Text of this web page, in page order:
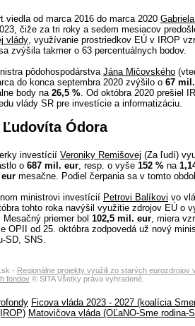
viedla od marca 2016 do marca 2020
čiže za tri roky a sedem mesiacov
vlády, využívanie prostriedkov EÚ v IROP
zvýšila takmer o 63 percentuálnych bodov.
pôdohospodárstvaJána Mičovského
do konca septembra 2020 zvýšilo o 67
body na 26,5 %. Od októbra 2020 prešiel
vlády SR pre investície a informatizáciu.
Ľudovíta Ódora
investícií Veroniky Remišovej (Za ľudí)
o 687 mil. eur, resp. o vyše 152 % na
mesačne. Podiel čerpania sa v tomto
ministrovi investícií Petrovi Balíkovi vo
tohto roka navýšil využitie zdrojov EÚ o
Mesačný priemer bol 102,5 mil. eur, miera
OPII od 25. októbra zodpovedá už nový
SD, SNS.
- Regionálne projekty využili zo starých
fondov © SITA Všetky práva vyhradené.
Ficova vláda 2023 - 2027 (koalícia
Matovičova vláda (OĽaNO-Sme rodina-